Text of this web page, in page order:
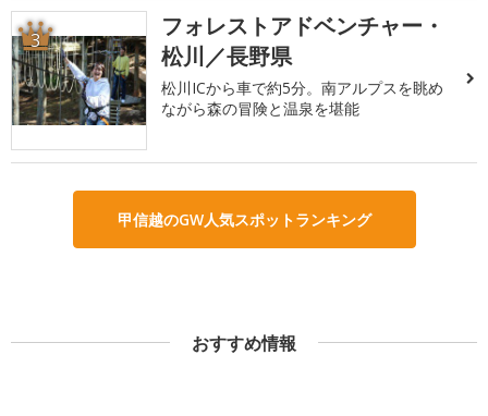
3
フォレストアドベンチャー・
松川／長野県
松川ICから車で約5分。南アルプスを眺め
ながら森の冒険と温泉を堪能
甲信越のGW人気スポットランキング
おすすめ情報